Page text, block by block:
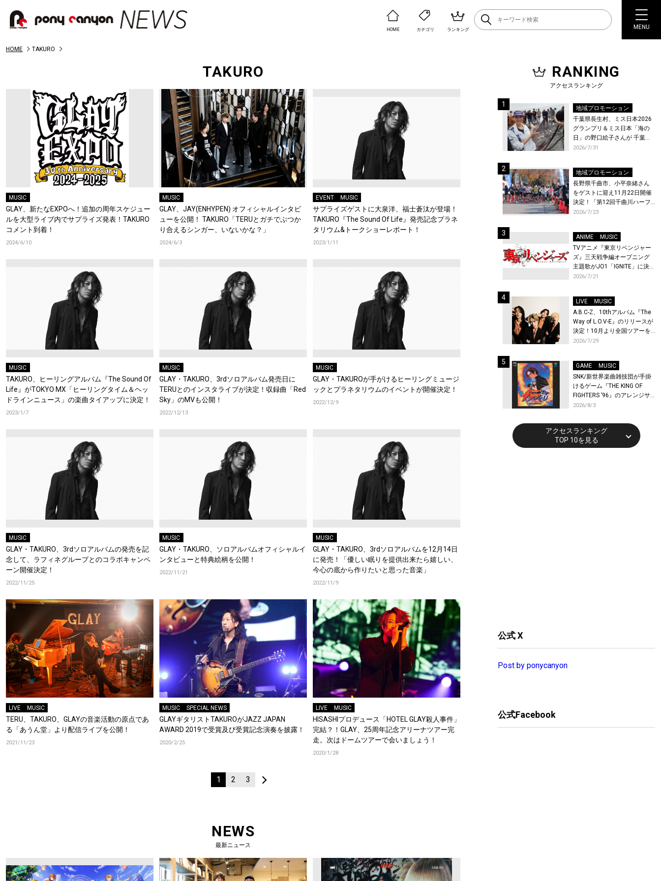
HOME カテゴリ ランキング MENU
HOME TAKURO
TAKURO
MUSIC
GLAY、新たなEXPOへ！追加の周年スケジュー
ルを大型ライブ内でサプライズ発表！TAKURO
コメント到着！
2024/6/10
MUSIC
GLAY、JAY(ENHYPEN) オフィシャルインタビ
ューを公開！ TAKURO「TERUとガチでぶつか
り合えるシンガー、いないかな？」
2024/6/3
EVENT MUSIC
サプライズゲストに大泉洋、福士蒼汰が登場！
TAKURO『The Sound Of Life』発売記念プラネ
タリウム&トークショーレポート！
2023/1/11
MUSIC
TAKURO、ヒーリングアルバム『The Sound Of
Life』がTOKYO MX「ヒーリングタイム＆ヘッ
ドラインニュース」の楽曲タイアップに決定！
2023/1/7
MUSIC
GLAY・TAKURO、3rdソロアルバム発売日に
TERUとのインスタライブが決定！収録曲「Red
Sky」のMVも公開！
2022/12/13
MUSIC
GLAY・TAKUROが手がけるヒーリングミュージ
ックとプラネタリウムのイベントが開催決定！
2022/12/9
MUSIC
GLAY・TAKURO、3rdソロアルバムの発売を記
念して、ラフィネグループとのコラボキャンペ
ーン開催決定！
2022/11/25
MUSIC
GLAY・TAKURO、ソロアルバムオフィシャルイ
ンタビューと特典絵柄を公開！
2022/11/21
MUSIC
GLAY・TAKURO、3rdソロアルバムを12月14日
に発売！「優しい眠りを提供出来たら嬉しい、
今心の底から作りたいと思った音楽」
2022/11/9
LIVE MUSIC
TERU、TAKURO、GLAYの音楽活動の原点であ
る「あうん堂」より配信ライブを公開！
2021/11/23
MUSIC SPECIAL NEWS
GLAYギタリストTAKUROがJAZZ JAPAN
AWARD 2019で受賞及び受賞記念演奏を披露！
2020/2/25
LIVE MUSIC
HISASHIプロデュース「HOTEL GLAY殺人事件」
完結？！GLAY、25周年記念アリーナツアー完
走。次はドームツアーで会いましょう！
2020/1/28
1 2 3
NEWS
最新ニュース
RANKING
アクセスランキング
地域プロモーション
千葉県長生村、ミス日本2026
グランプリ＆ミス日本「海の
日」の野口絵子さんが 千葉県
唯一の村・長生村で地引網を
2026/7/31
地域プロモーション
長野県千曲市、小平奈緒さん
をゲストに迎え11月22日開催
決定！「第12回千曲川ハーフ
マラソン」エントリー受付開
2026/7/23
ANIME
MUSIC
TVアニメ『東京リベンジャー
ズ』三天戦争編オープニング
主題歌がJO1「IGNITE」に決
定！メンバー全員から喜びと
先行上映会を開催！
2026/7/21
LIVE
MUSIC
A.B.C-Z、10thアルバム『The
Way of L.O.V-E』のリリースが
決定！10月より全国ツアーを
開催！
2026/7/29
GAME
MUSIC
SNK/新世界楽曲雑技団が手掛
けるゲーム『THE KING OF
FIGHTERS ’96』のアレンジサ
ウンドトラックが配信開始！
2026/8/3
アクセスランキング
TOP 10を見る
公式 X
Post by ponycanyon
公式Facebook